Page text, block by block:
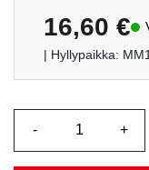
16,60 €
| Hyllypaikka: